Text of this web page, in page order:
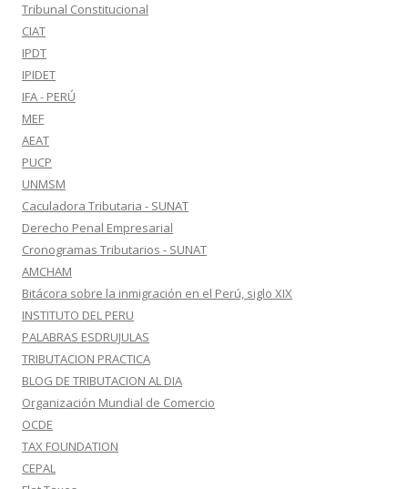
Tribunal Constitucional
CIAT
IPDT
IPIDET
IFA - PERÚ
MEF
AEAT
PUCP
UNMSM
Caculadora Tributaria - SUNAT
Derecho Penal Empresarial
Cronogramas Tributarios - SUNAT
AMCHAM
Bitácora sobre la inmigración en el Perú, siglo XIX
INSTITUTO DEL PERU
PALABRAS ESDRUJULAS
TRIBUTACION PRACTICA
BLOG DE TRIBUTACION AL DIA
Organización Mundial de Comercio
OCDE
TAX FOUNDATION
CEPAL